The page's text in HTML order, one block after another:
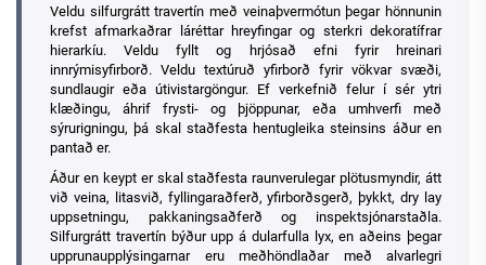
Veldu silfurgrátt travertín með veinaþvermótun þegar hönnunin
krefst afmarkaðrar láréttar hreyfingar og sterkri dekoratífrar
hierarkíu. Veldu fyllt og hrjósað efni fyrir hreinari
innrýmisyfirborð. Veldu textúruð yfirborð fyrir vökvar svæði,
sundlaugir eða útivistargöngur. Ef verkefnið felur í sér ytri
klæðingu, áhrif frysti- og þjöppunar, eða umhverfi með
sýrurigningu, þá skal staðfesta hentugleika steinsins áður en
pantað er.
Áður en keypt er skal staðfesta raunverulegar plötusmyndir, átt
við veina, litasvið, fyllingaraðferð, yfirborðsgerð, þykkt, dry lay
uppsetningu, pakkaningsaðferð og inspektsjónarstaðla.
Silfurgrátt travertín býður upp á dularfulla lyx, en aðeins þegar
upprunaupplýsingarnar eru meðhöndlaðar með alvarlegri